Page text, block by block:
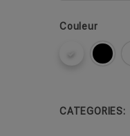
Couleur
CATEGORIES: